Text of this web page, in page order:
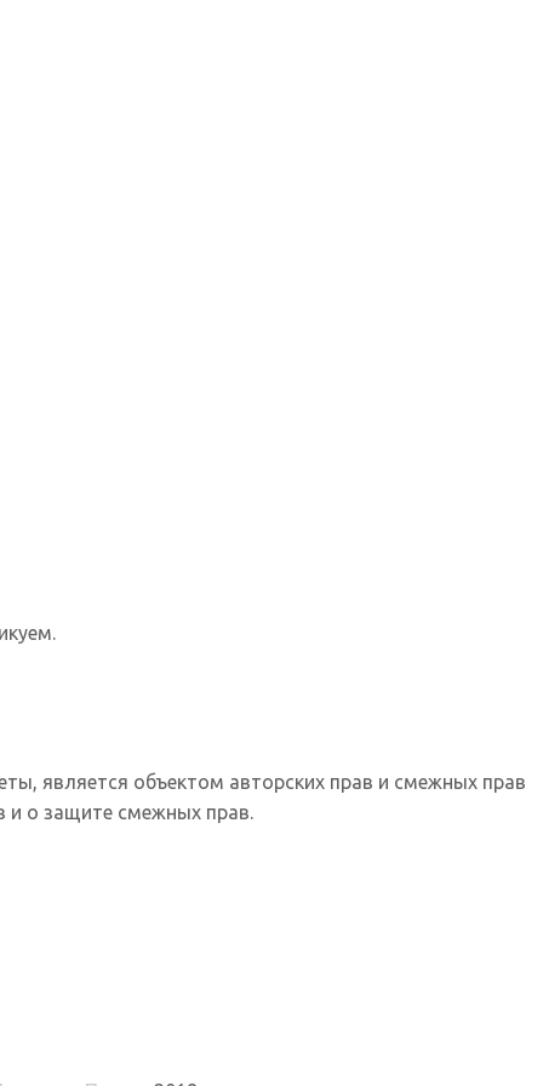
является объектом авторских прав и смежных прав
и о защите смежных прав.